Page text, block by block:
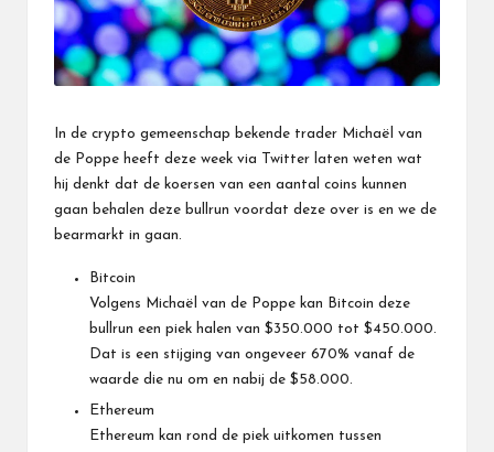
In de crypto gemeenschap bekende trader Michaël van
de Poppe heeft deze week via Twitter laten weten wat
hij denkt dat de koersen van een aantal coins kunnen
gaan behalen deze bullrun voordat deze over is en we de
bearmarkt in gaan.
Bitcoin
Volgens Michaël van de Poppe kan Bitcoin deze
bullrun een piek halen van $350.000 tot $450.000.
Dat is een stijging van ongeveer 670% vanaf de
waarde die nu om en nabij de $58.000.
Ethereum
Ethereum kan rond de piek uitkomen tussen